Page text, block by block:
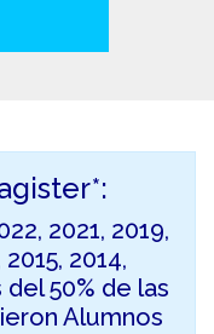
2021, 2019,
2014,
del 50% de las
Alumnos